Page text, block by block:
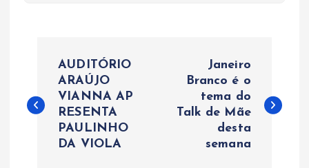
v
AUDITÓRIO
ARAÚJO
VIANNA AP
RESENTA
PAULINHO
DA VIOLA
Janeiro
Branco é o
tema do
Talk de Mãe
desta
semana